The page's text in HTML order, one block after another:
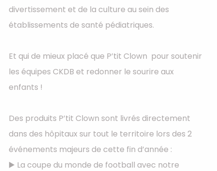
divertissement et de la culture au sein des
établissements de santé pédiatriques.
Et qui de mieux placé que P’tit Clown pour soutenir
les équipes CKDB et redonner le sourire aux
enfants !
Des produits P’tit Clown sont livrés directement
dans des hôpitaux sur tout le territoire lors des 2
événements majeurs de cette fin d’année :
▶️ La coupe du monde de football avec notre